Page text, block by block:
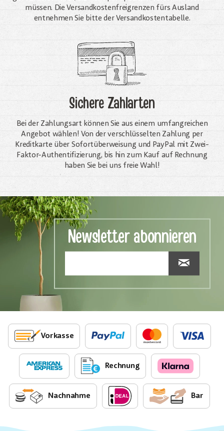
müssen. Die Versandkosten­freigrenzen fürs Ausland
entnehmen Sie bitte der Versandkostentabelle.
Sichere Zahlarten
Bei der Zahlungsart können Sie aus einem umfangreichen
Angebot wählen! Von der verschlüsselten Zahlung per
Kreditkarte über Sofortüberweisung und PayPal mit Zwei-
Faktor-Authentifizierung, bis hin zum Kauf auf Rechnung
haben Sie bei uns freie Wahl!
Newsletter abonnieren
Vorkasse
Rechnung
Nachnahme Bar